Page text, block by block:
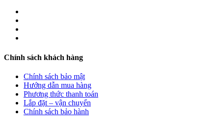
Chính sách khách hàng
Chính sách bảo mật
Hướng dẫn mua hàng
Phương thức thanh toán
Lắp đặt – vận chuyển
Chính sách bảo hành